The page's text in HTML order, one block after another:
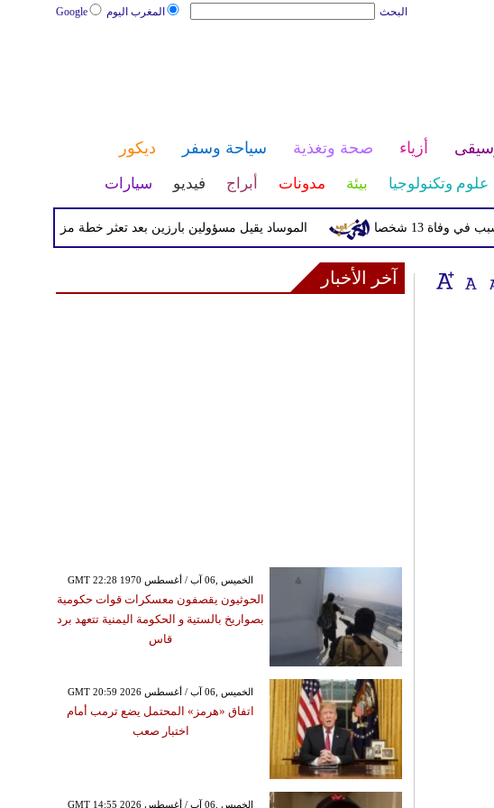
المغرب اليوم Google البحث
أزياء صحة وتغذية سياحة وسفر ديكور
علوم وتكنولوجيا بيئة مدونات أبراج فيديو سيارات
الموساد يقيل مسؤولين بارزين بعد تعثر خطة مزعومة لتغيير النظام شخصا
آخر الأخبار
GMT 22:28 1970 الخميس ,06 آب / أغسطس
الحوثيون يقصفون معسكرات قوات حكومية
بصواريخ بالستية و الحكومة اليمنية تتعهد برد
قاس
GMT 20:59 2026 الخميس ,06 آب / أغسطس
اتفاق «هرمز» المحتمل يضع ترمب أمام
اختبار صعب
GMT 14:55 2026 الخميس ,06 آب / أغسطس